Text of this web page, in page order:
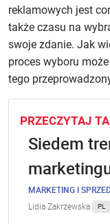
reklamowych jest
także czasu na
swoje zdanie. Jak
proces wyboru
tego
PRZECZYTAJ
Siedem
MARKETING I
Lidia Zakrzewska PL